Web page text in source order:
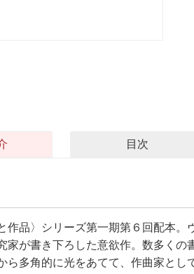
目次
作品〉シリーズ第一期第６回配本
家が書き下ろした意欲作。数多く
ら多角的に光をあてて、作曲家とし